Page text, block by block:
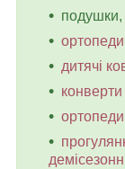
подушки,
дитячі